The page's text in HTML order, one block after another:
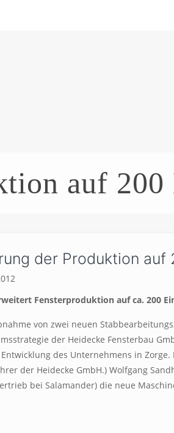
auf 200
der Produktion auf
Fensterproduktion auf ca. 200
von zwei neuen
der Heidecke Fensterbau
des Unternehmens in
der Heidecke GmbH.) Wolfgang
bei Salamander) die neue